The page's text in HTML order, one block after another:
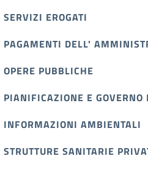
SERVIZI EROGATI
PAGAMENTI DELL'
OPERE PUBBLICHE
PIANIFICAZIONE E GOVERNO
INFORMAZIONI AMBIENTALI
STRUTTURE SANITARIE